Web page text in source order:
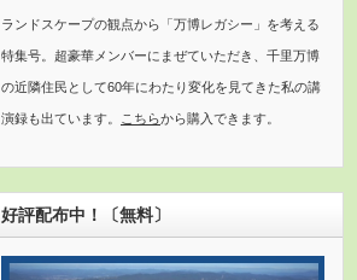
ランドスケープの観点から「万博レガシー」を考える
特集号。超豪華メンバーにまぜていただき、千里万博
の近隣住民として60年にわたり変化を見てきた私の講
演録も出ています。 こちらから購入できます。
好評配布中！〔無料〕